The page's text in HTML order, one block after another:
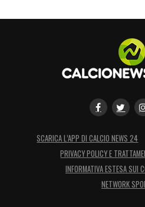
SCARICA L’APP DI CALCIO NEWS 24
PRIVACY POLICY E
INFORMATIVA ESTESA SUI
NETWORK